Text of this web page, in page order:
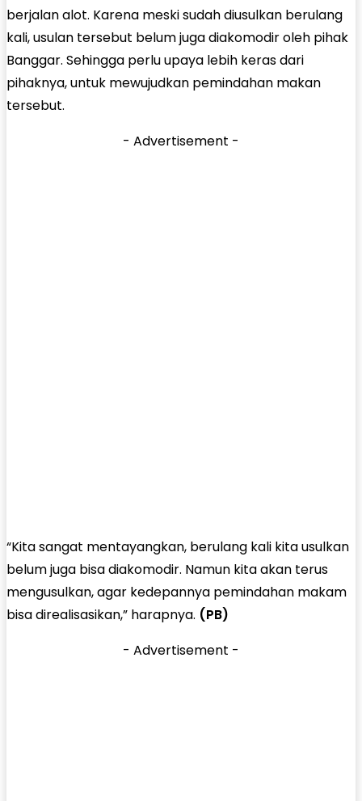
berjalan alot. Karena meski sudah diusulkan berulang
kali, usulan tersebut belum juga diakomodir oleh pihak
Banggar. Sehingga perlu upaya lebih keras dari
pihaknya, untuk mewujudkan pemindahan makan
tersebut.
- Advertisement -
“Kita sangat mentayangkan, berulang kali kita usulkan
belum juga bisa diakomodir. Namun kita akan terus
mengusulkan, agar kedepannya pemindahan makam
bisa direalisasikan,” harapnya. (PB)
- Advertisement -